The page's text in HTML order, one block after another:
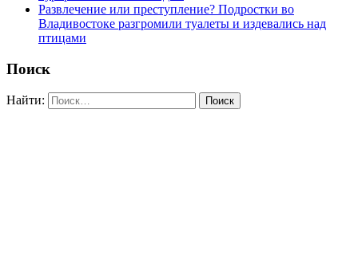
Развлечение или преступление? Подростки во
Владивостоке разгромили туалеты и издевались над
птицами
Поиск
Найти: